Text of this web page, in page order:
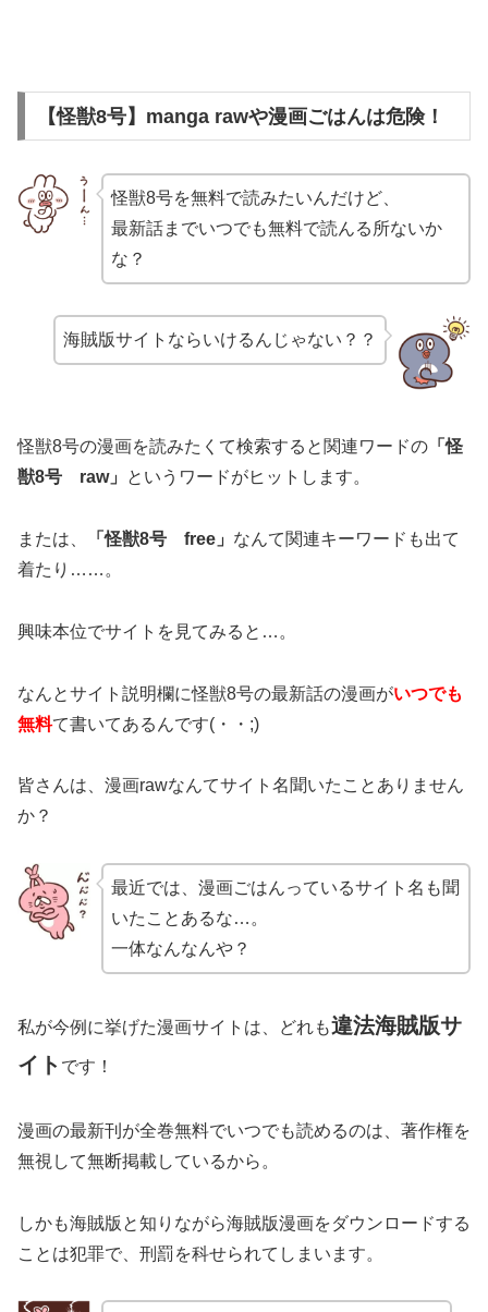
【怪獣8号】manga rawや漫画ごはんは危険！
怪獣8号を無料で読みたいんだけど、
最新話までいつでも無料で読んる所ないか
な？
海賊版サイトならいけるんじゃない？？
怪獣8号の漫画を読みたくて検索すると関連ワードの 「怪
獣8号 raw」
というワードがヒットします。
または、 「怪獣8号 free」 なんて関連キーワードも出て
着たり……。
興味本位でサイトを見てみると…。
なんとサイト説明欄に怪獣8号の最新話の漫画がいつでも
無料て書いてあるんです(・・;)
皆さんは、漫画rawなんてサイト名聞いたことありません
か？
最近では、漫画ごはんっているサイト名も聞
いたことあるな…。
一体なんなんや？
私が今例に挙げた漫画サイトは、どれも違法海賊版サ
イト です！
漫画の最新刊が全巻無料でいつでも読めるのは、著作権を
無視して無断掲載しているから。
しかも海賊版と知りながら海賊版漫画をダウンロードする
ことは犯罪で、刑罰を科せられてしまいます。